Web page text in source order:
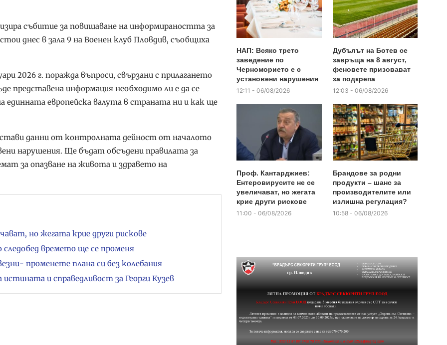
събитие за повишаване на информираността за
днес в зала 9 на Военен клуб Пловдив, съобщиха
2026 г. поражда въпроси, свързани с прилагането
информация необходимо ли е да се
европейска валута в страната ни и как ще
данни от контролната дейност от началото
нарушения. Ще бъдат обсъдени правилата за
за опазване на живота и здравето на
но жегата крие други рискове
следобед времето ще се променя
променете плана си без колебания
и справедливост за Георги Кузев
НАП: Всяко трето
заведение по
Черноморието е с
установени нарушения
12:11 - 06/08/2026
Дубълът на Ботев се
завръща на 8 август,
феновете призовават
за подкрепа
12:03 - 06/08/2026
Проф. Кантарджиев:
Ентеровирусите не се
увеличават, но жегата
крие други рискове
11:00 - 06/08/2026
Брандове за родни
продукти – шанс за
производителите или
излишна регулация?
10:58 - 06/08/2026